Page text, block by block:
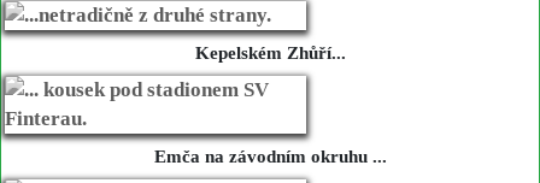
Kepelském Zhůří...
Emča na závodním okruhu ...